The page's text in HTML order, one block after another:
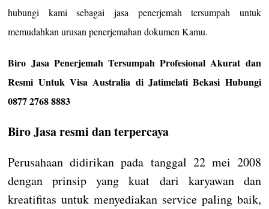
hubungi kami sebagai jasa penerjemah tersumpah untuk
memudahkan urusan penerjemahan dokumen Kamu.
Biro Jasa Penerjemah Tersumpah Profesional Akurat dan
Resmi Untuk Visa Australia di Jatimelati Bekasi Hubungi
0877 2768 8883
Biro Jasa resmi dan terpercaya
Perusahaan didirikan pada tanggal 22 mei 2008
dengan prinsip yang kuat dari karyawan dan
kreatifitas untuk menyediakan service paling baik,